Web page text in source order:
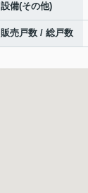
設備(その他)
販売戸数 / 総戸数